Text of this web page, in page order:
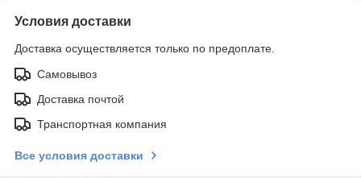
Условия доставки
Доставка осуществляется только по предоплате.
Самовывоз
Доставка почтой
Транспортная компания
Все условия доставки